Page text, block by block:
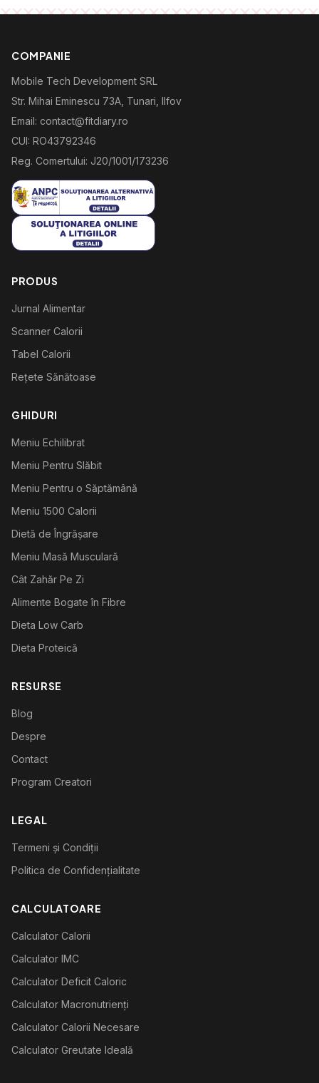
COMPANIE
Mobile Tech Development SRL
Str. Mihai Eminescu 73A, Tunari, Ilfov
Email: contact@fitdiary.ro
CUI: RO43792346
Reg. Comertului: J20/1001/173236
PRODUS
Jurnal Alimentar
Scanner Calorii
Tabel Calorii
Rețete Sănătoase
GHIDURI
Meniu Echilibrat
Meniu Pentru Slăbit
Meniu Pentru o Săptămână
Meniu 1500 Calorii
Dietă de Îngrășare
Meniu Masă Musculară
Cât Zahăr Pe Zi
Alimente Bogate în Fibre
Dieta Low Carb
Dieta Proteică
RESURSE
Blog
Despre
Contact
Program Creatori
LEGAL
Termeni și Condiții
Politica de Confidențialitate
CALCULATOARE
Calculator Calorii
Calculator IMC
Calculator Deficit Caloric
Calculator Macronutrienți
Calculator Calorii Necesare
Calculator Greutate Ideală